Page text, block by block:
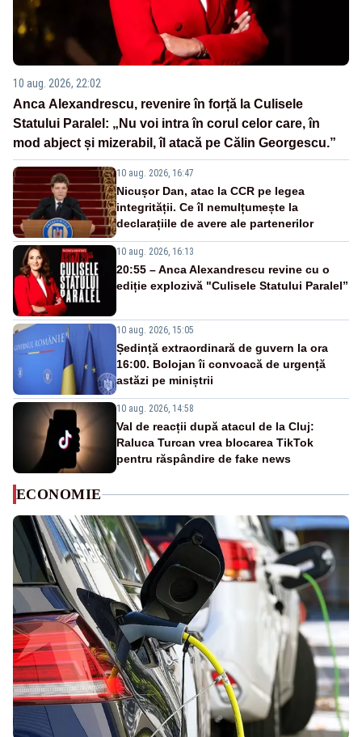
10 aug. 2026, 22:02
Anca Alexandrescu, revenire în forță la Culisele
Statului Paralel: „Nu voi intra în corul celor care, în
mod abject și mizerabil, îl atacă pe Călin Georgescu.”
10 aug. 2026, 16:47
Nicușor Dan, atac la CCR pe legea
integrității. Ce îl nemulțumește la
declarațiile de avere ale partenerilor
10 aug. 2026, 16:13
20:55 – Anca Alexandrescu revine cu o
ediție explozivă "Culisele Statului Paralel”
10 aug. 2026, 15:05
Ședință extraordinară de guvern la ora
16:00. Bolojan îi convoacă de urgență
astăzi pe miniștrii
10 aug. 2026, 14:58
Val de reacții după atacul de la Cluj:
Raluca Turcan vrea blocarea TikTok
pentru răspândire de fake news
ECONOMIE